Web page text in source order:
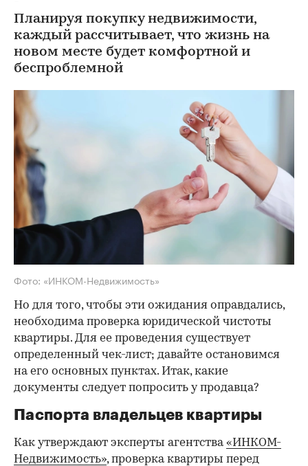
Планируя покупку недвижимости,
каждый рассчитывает, что жизнь на
новом месте будет комфортной и
беспроблемной
Фото: «ИНКОМ-Недвижимость»
Но для того, чтобы эти ожидания оправдались,
необходима проверка юридической чистоты
квартиры. Для ее проведения существует
определенный чек-лист; давайте остановимся
на его основных пунктах. Итак, какие
документы следует попросить у продавца?
Паспорта владельцев квартиры
Как утверждают эксперты агентства«ИНКОМ-
Недвижимость», проверка квартиры перед